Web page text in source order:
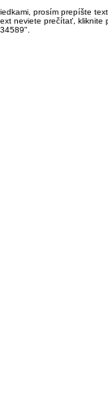
prosím prepíšte
neviete prečítať, kliknite